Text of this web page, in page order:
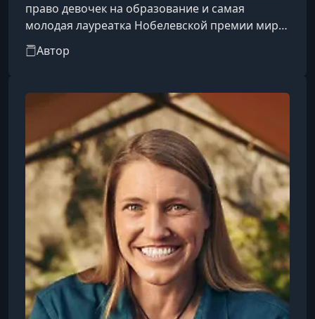
право девочек на образование и самая
молодая лауреатка Нобелевской премии мира.
Она родилась 12 июля 1997 года в городе
Мингора, в районе Сват, Пакистан.
Автор